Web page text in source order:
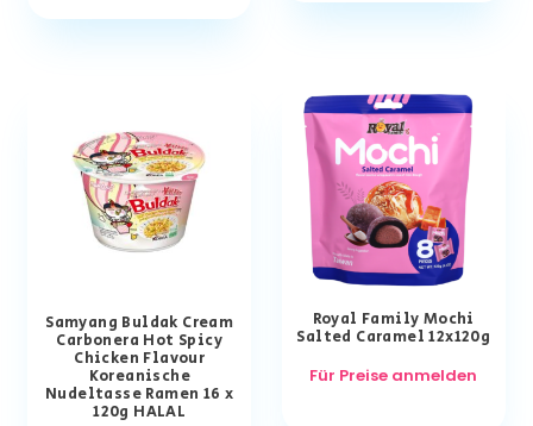
Samyang Buldak Cream
Carbonera Hot Spicy
Chicken Flavour
Koreanische
Nudeltasse Ramen 16 x
120g HALAL
Royal Family Mochi
Salted Caramel 12x120g
Für Preise anmelden